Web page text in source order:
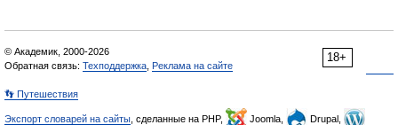
18+
© Академик, 2000-2026
Обратная связь: Техподдержка Реклама на сайте
👣 Путешествия
Экспорт словарей на сайты , сделанные на PHP, Joomla,
Drupal,